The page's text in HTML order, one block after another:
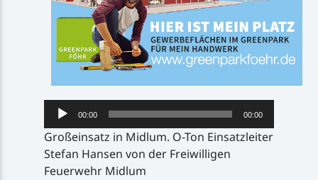
Audio-
Player
00:00 00:00
Großeinsatz in Midlum. O-Ton Einsatzleiter
Stefan Hansen von der Freiwilligen
Feuerwehr Midlum